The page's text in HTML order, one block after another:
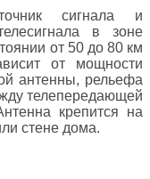
сигнала и
в зоне
от 50 до 80 км
от мощности
антенны, рельефа
телепередающей
крепится на
стене дома.